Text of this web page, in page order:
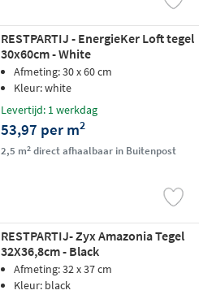
RESTPARTIJ - EnergieKer Loft tegel
30x60cm - White
Afmeting: 30 x 60 cm
Kleur: white
Levertijd: 1 werkdag
53,97 per m2
2,5 m2direct afhaalbaar in Buitenpost
RESTPARTIJ- Zyx Amazonia Tegel
32X36,8cm - Black
Afmeting: 32 x 37 cm
Kleur: black